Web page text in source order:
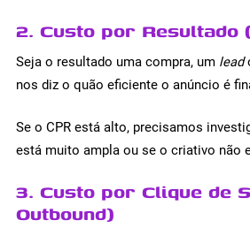
2. Custo por Resultado
Seja o resultado uma compra, um lead
nos diz o quão eficiente o anúncio é
Se o CPR está alto, precisamos
está muito ampla ou se o criativo não
3. Custo por Clique de
Outbound)